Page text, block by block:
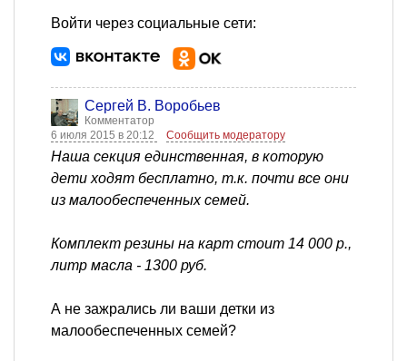
Войти через социальные сети:
Сергей В. Воробьев
Комментатор
6 июля 2015 в 20:12
Сообщить модератору
Наша секция единственная, в которую
дети ходят бесплатно, т.к. почти все они
из малообеспеченных семей.
Комплект резины на карт стоит 14 000 р.,
литр масла - 1300 руб.
А не зажрались ли ваши детки из
малообеспеченных семей?